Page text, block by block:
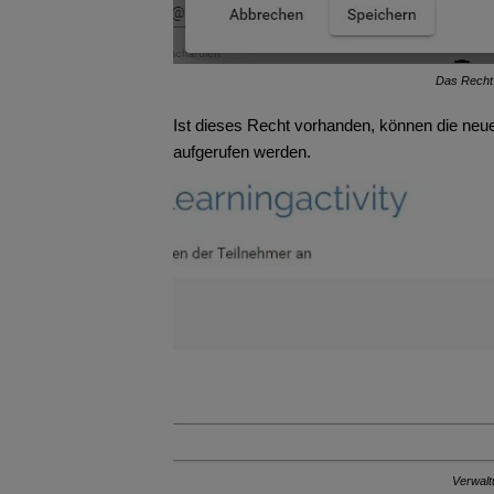
Das
Ist dieses Recht vorhanden, können die
aufgerufen werden.